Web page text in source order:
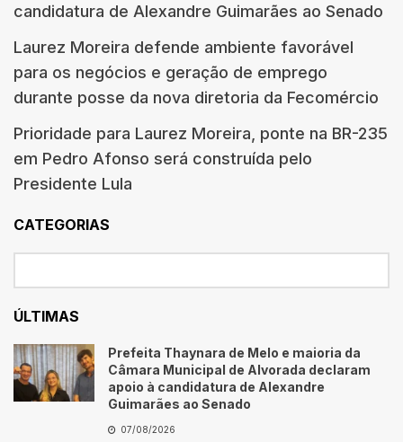
candidatura de Alexandre Guimarães ao Senado
Laurez Moreira defende ambiente favorável
para os negócios e geração de emprego
durante posse da nova diretoria da Fecomércio
Prioridade para Laurez Moreira, ponte na BR-235
em Pedro Afonso será construída pelo
Presidente Lula
CATEGORIAS
ÚLTIMAS
Prefeita Thaynara de Melo e maioria da
Câmara Municipal de Alvorada declaram
apoio à candidatura de Alexandre
Guimarães ao Senado
07/08/2026